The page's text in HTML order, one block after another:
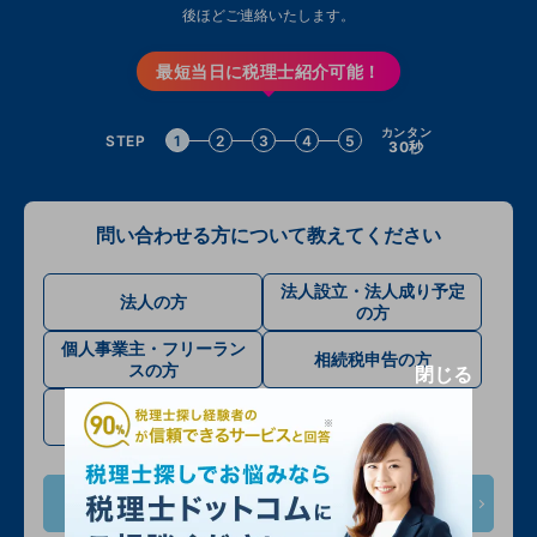
後ほどご連絡いたします。
最短当日に税理士紹介可能！
STEP 1 2 3 4 5 カンタン
30秒
問い合わせる方について教えてください
法人の方
法人設立・法人成り予定
の方
個人事業主・フリーラン
スの方
相続税申告の方
確定申告・その他
次へ
閉じる